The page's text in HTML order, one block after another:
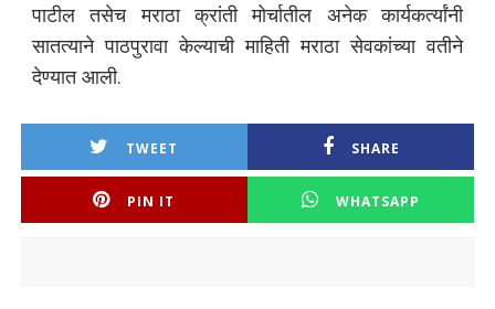
पाटील तसेच मराठा क्रांती मोर्चातील अनेक कार्यकर्त्यांनी
सातत्याने पाठपुरावा केल्याची माहिती मराठा सेवकांच्या वतीने
देण्यात आली.
TWEET SHARE
PIN IT WHATSAPP